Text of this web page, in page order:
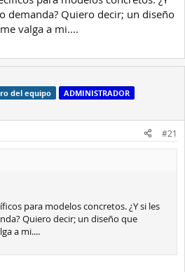
demanda? Quiero decir; un diseño
valga a mi....
del equipo ADMINISTRADOR
#21
para modelos concretos. ¿Y si les
Quiero decir; un diseño que
a mi....